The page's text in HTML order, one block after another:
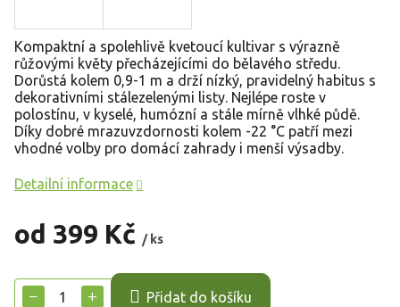
od 399 Kč / ks
cena:
+
− Přidat do košíku
Kompaktní a spolehlivě kvetoucí kultivar s výrazně
růžovými květy přecházejícími do bělavého středu.
Dorůstá kolem 0,9-1 m a drží nízký, pravidelný habitus s
dekorativními stálezelenými listy. Nejlépe roste v
polostínu, v kyselé, humózní a stále mírně vlhké půdě.
Díky dobré mrazuvzdornosti kolem -22 °C patří mezi
vhodné volby pro domácí zahrady i menší výsadby.
Detailní informace